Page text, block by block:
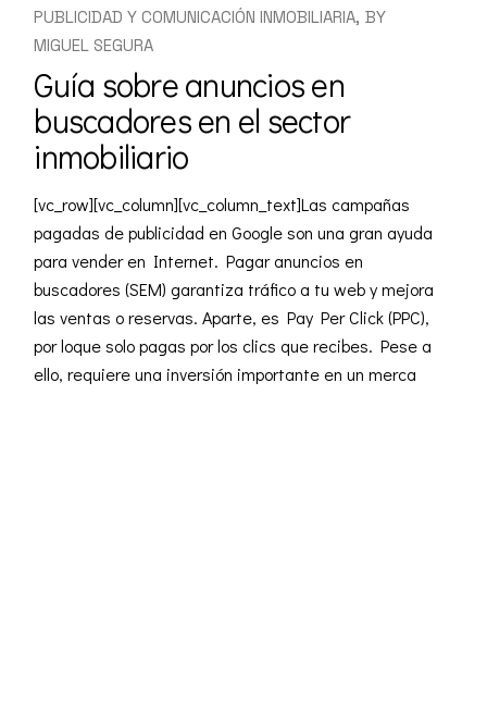
PUBLICIDAD Y COMUNICACIÓN INMOBILIARIA BY
MIGUEL SEGURA
Guía sobre anuncios en
buscadores en el sector
inmobiliario
[vc_row][vc_column][vc_column_text]Las campañas
pagadas de publicidad en Google son una gran ayuda
para vender en Internet. Pagar anuncios en
buscadores (SEM) garantiza tráfico a tu web y mejora
las ventas o reservas. Aparte, es Pay Per Click (PPC),
por loque solo pagas por los clics que recibes. Pese a
ello, requiere una inversión importante en un merca